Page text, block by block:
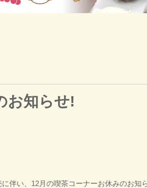
お知らせ!
伴い、12月の喫茶コーナーお休みのお知